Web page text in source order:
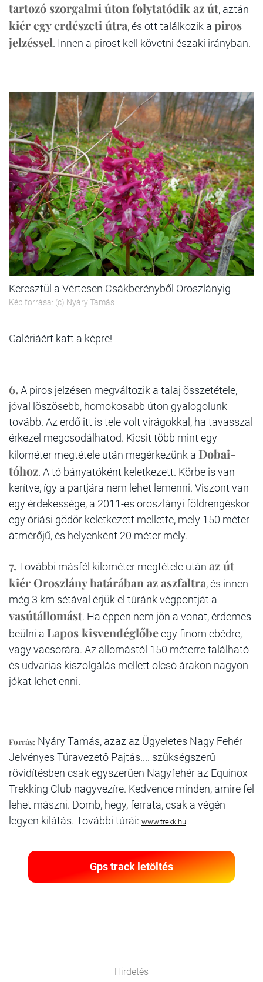
tartozó szorgalmi úton folytatódik az út, aztán
kiér egy erdészeti útra, és ott találkozik a piros
jelzéssel. Innen a pirost kell követni északi irányban.
Keresztül a Vértesen Csákberényből Oroszlányig
Kép forrása: (c) Nyáry Tamás
Galériáért katt a képre!
6.A piros jelzésen megváltozik a talaj összetétele,
jóval löszösebb, homokosabb úton gyalogolunk
tovább. Az erdő itt is tele volt virágokkal, ha tavasszal
érkezel megcsodálhatod. Kicsit több mint egy
kilométer megtétele után megérkezünk a Dobai-
tóhoz. A tó bányatóként keletkezett. Körbe is van
kerítve, így a partjára nem lehet lemenni. Viszont van
egy érdekessége, a 2011-es oroszlányi földrengéskor
egy óriási gödör keletkezett mellette, mely 150 méter
átmérőjű, és helyenként 20 méter mély.
7.További másfél kilométer megtétele után az út
kiér Oroszlány határában az aszfaltra, és innen
még 3 km sétával érjük el túránk végpontját a
vasútállomást. Ha éppen nem jön a vonat, érdemes
beülni a Lapos kisvendéglőbeegy finom ebédre,
vagy vacsorára. Az állomástól 150 méterre található
és udvarias kiszolgálás mellett olcsó árakon nagyon
jókat lehet enni.
Forrás: Nyáry Tamás, azaz az Ügyeletes Nagy Fehér
Jelvényes Túravezető Pajtás.... szükségszerű
rövidítésben csak egyszerűen Nagyfehér az Equinox
Trekking Club nagyvezíre. Kedvence minden, amire fel
lehet mászni. Domb, hegy, ferrata, csak a végén
legyen kilátás. További túrái: www.trekk.hu
Gps track letöltés
Hirdetés